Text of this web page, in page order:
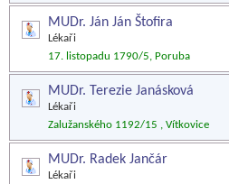
MUDr. Ján Ján Štofira
Lékaři
17. listopadu 1790/5, Poruba
MUDr. Terezie Janásková
Lékaři
Zalužanského 1192/15 , Vítkovice
MUDr. Radek Jančár
Lékaři